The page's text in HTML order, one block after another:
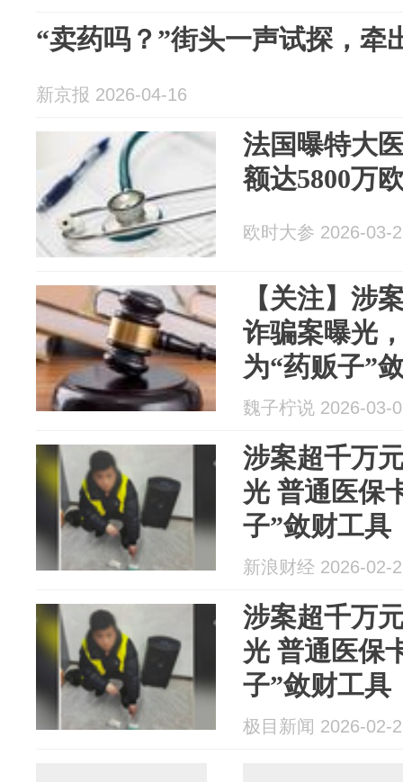
“卖药吗？”街头一声试探，牵
新京报 2026-04-16
法国曝特大
额达5800万
欧时大参 2026-03-
【关注】涉
诈骗案曝光
为“药贩子”
魏子柠说 2026-03-
涉案超千万
光 普通医保
子”敛财工具
新浪财经 2026-02-
涉案超千万
光 普通医保
子”敛财工具
极目新闻 2026-02-